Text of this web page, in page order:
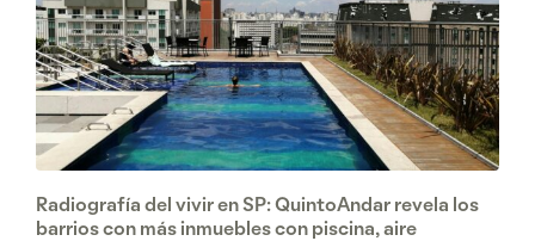
Radiografía del vivir en SP: QuintoAndar revela los
barrios con más inmuebles con piscina, aire